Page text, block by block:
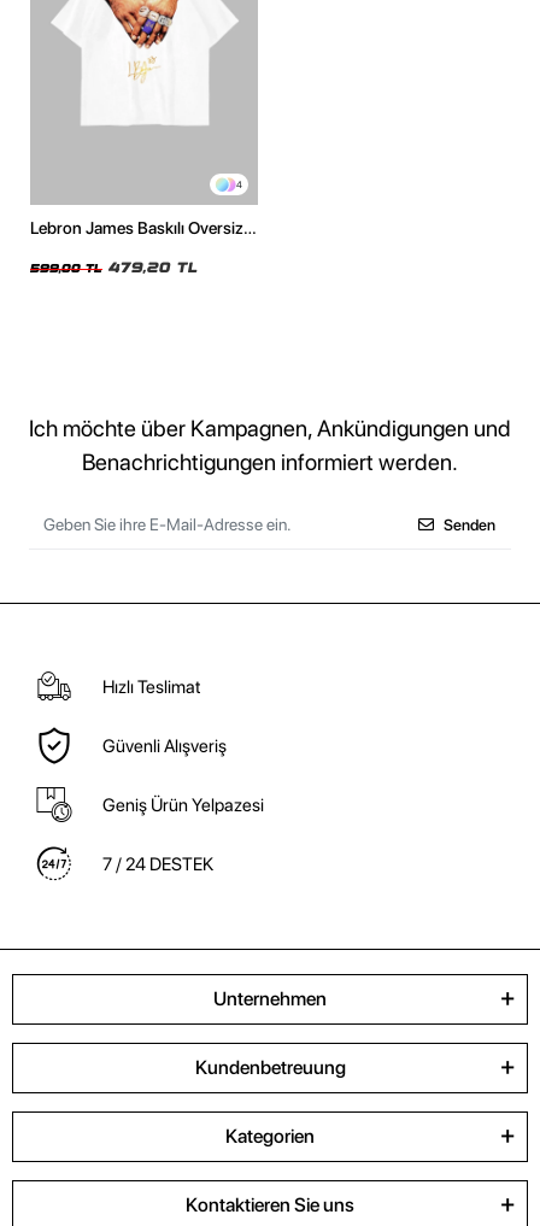
4
Lebron James Baskılı Oversize
599,00 TL 479,20 TL
Ich möchte über Kampagnen, Ankündigungen und
Benachrichtigungen informiert werden.
Senden
Hızlı Teslimat
Güvenli Alışveriş
Geniş Ürün Yelpazesi
7 / 24 DESTEK
Unternehmen
Kundenbetreuung
Kategorien
Kontaktieren Sie uns